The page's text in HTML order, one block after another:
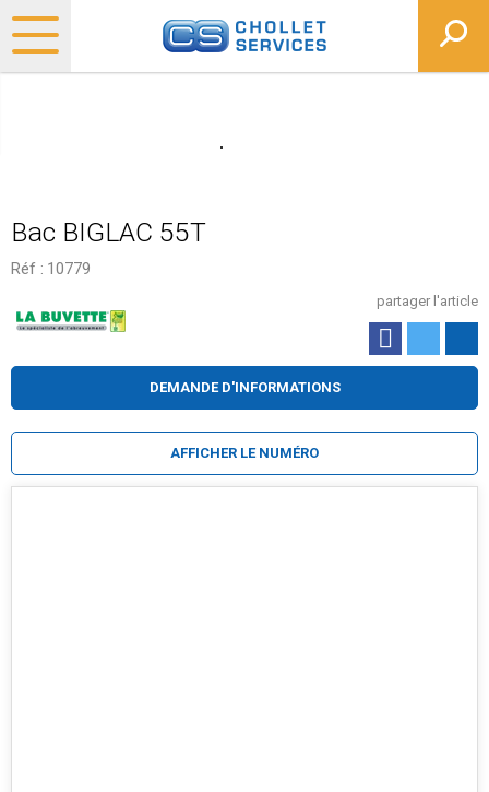
Bac BIGLAC 55T
Réf : 10779
partager l'article
DEMANDE D'INFORMATIONS
AFFICHER LE NUMÉRO